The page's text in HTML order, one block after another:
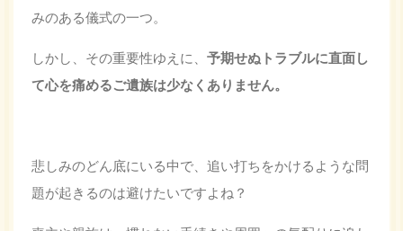
みのある儀式の一つ。
しかし、その重要性ゆえに、 予期せぬトラブルに直面し
て心を痛めるご遺族は少なくありません。
悲しみのどん底にいる中で、追い打ちをかけるような問
題が起きるのは避けたいですよね？